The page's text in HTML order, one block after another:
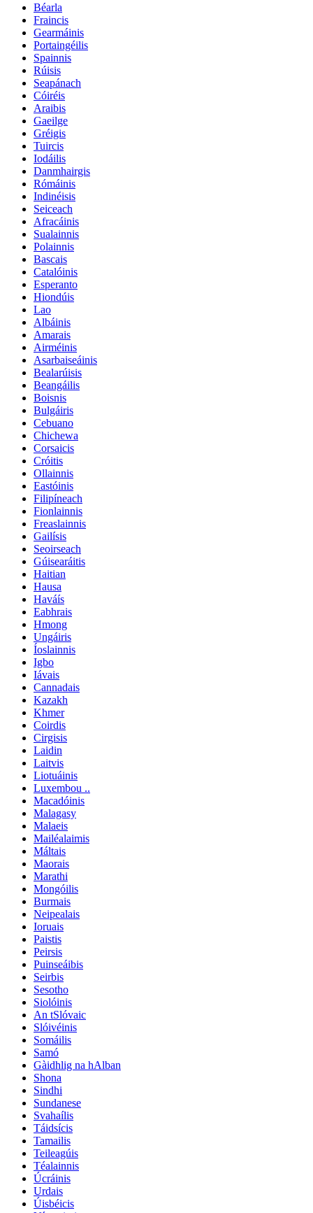
Béarla
Fraincis
Gearmáinis
Portaingéilis
Spainnis
Rúisis
Seapánach
Cóiréis
Araibis
Gaeilge
Gréigis
Tuircis
Iodáilis
Danmhairgis
Rómáinis
Indinéisis
Seiceach
Afracáinis
Sualainnis
Polainnis
Bascais
Catalóinis
Esperanto
Hiondúis
Lao
Albáinis
Amarais
Airméinis
Asarbaiseáinis
Bealarúisis
Beangáilis
Boisnis
Bulgáiris
Cebuano
Chichewa
Corsaicis
Cróitis
Ollainnis
Eastóinis
Filipíneach
Fionlainnis
Freaslainnis
Gailísis
Seoirseach
Gúisearáitis
Haitian
Hausa
Haváís
Eabhrais
Hmong
Ungáiris
Íoslainnis
Igbo
Iávais
Cannadais
Kazakh
Khmer
Coirdis
Cirgisis
Laidin
Laitvis
Liotuáinis
Luxembou ..
Macadóinis
Malagasy
Malaeis
Mailéalaimis
Máltais
Maorais
Marathi
Mongóilis
Burmais
Neipealais
Ioruais
Paistis
Peirsis
Puinseáibis
Seirbis
Sesotho
Siolóinis
An tSlóvaic
Slóivéinis
Somáilis
Samó
Gàidhlig na hAlban
Shona
Sindhi
Sundanese
Svahaílis
Táidsícis
Tamailis
Teileagúis
Téalainnis
Úcráinis
Urdais
Úisbéicis